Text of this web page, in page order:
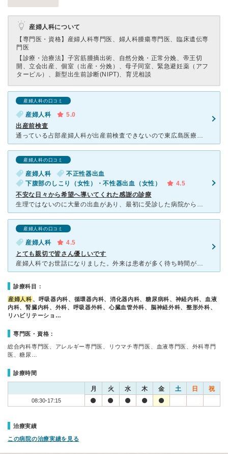
産婦人科について
【専門医・資格】 産婦人科専門医、婦人科腫瘍専門医、臨床遺伝専
門医
【診療・治療法】 子宮筋腫摘出術、自然分娩・正常分娩、帝王切
開、立会出産、個室（出産・分娩）、母子同室、緊急避妊薬（アフ
ターピル）、新型出生前診断(NIPT)、育児相談
産婦人科の口コミ
産婦人科
5.0
出産前検査
通っている占部産婦人科が出産前検査できないので東広島医療センターにかかりました。 朝10時から病院出たのが17時だったのでかなり疲れましたが、 先生も看護部さんも終始丁寧で優しくてこちらの産院でも
産婦人科の口コミ
産婦人科
不正性器出血
下腹部のしこり（女性）・不性器出血（女性）
4.5
不安な日々から希望へ導いてくれた感謝の診療
生理ではないのに大量の出血があり、最初に受診した病院からこちらの婦人科を紹介されました。不安な気持ちで受診しましたが、丁寧に診察していただき、原因不明だった症状の原因をしっかりと突き止めてくださいまし
産婦人科の口コミ
産婦人科
4.5
とても親切で皆さん優しいです
産婦人科でお世話になりました。外来は患者が多く待ち時間が長いですが、先生はとても丁寧に説明してもらえて良かったです。 個室は1日5000円で高いですが、大部屋だと母子同室になった時に夫も入ったらいけ
診療科目：
産婦人科 、呼吸器内科、循環器内科、消化器内科、糖尿病科、神経内科、血液
内科、腎臓内科、外科、呼吸器外科、心臓血管外科、脳神経外科、整形外科、
リハビリテーショ…
専門医・資格：
総合内科専門医、アレルギー専門医、リウマチ専門医、血液専門医、外科専門
医、糖尿…
診療時間
月 火 水 木 金 土 日 祝
08:30-17:15
治療実績
この病院の治療実績を見る